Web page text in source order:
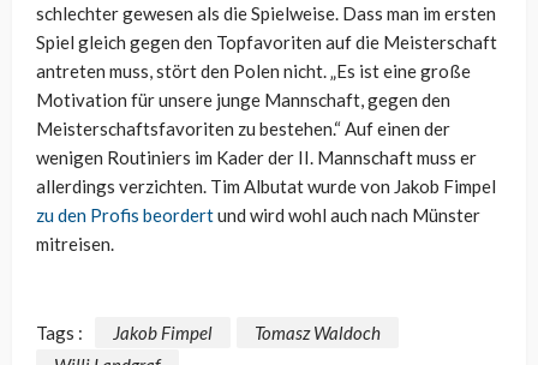
schlechter gewesen als die Spielweise. Dass man im ersten
Spiel gleich gegen den Topfavoriten auf die Meisterschaft
antreten muss, stört den Polen nicht. „Es ist eine große
Motivation für unsere junge Mannschaft, gegen den
Meisterschaftsfavoriten zu bestehen.“ Auf einen der
wenigen Routiniers im Kader der II. Mannschaft muss er
allerdings verzichten. Tim Albutat wurde von Jakob Fimpel
zu den Profis beordertund wird wohl auch nach Münster
mitreisen.
Tags : Jakob Fimpel
Tomasz Waldoch